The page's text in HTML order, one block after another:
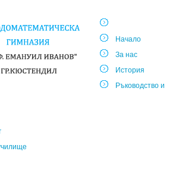
Начало
За нас
История
Ръководство и